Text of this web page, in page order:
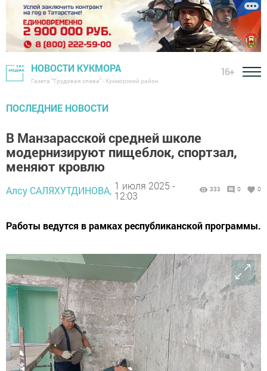
НОВОСТИ КУКМОРА
Газета "Трудовая слава" - Кукморский район
16+
ПОСЛЕДНИЕ НОВОСТИ
В Манзарасской средней школе
модернизируют пищеблок, спортзал,
меняют кровлю
Алсу САЛЯХУТДИНОВА, 1 июля 2025 -
12:03
333 0 0
Работы ведутся в рамках республиканской программы.